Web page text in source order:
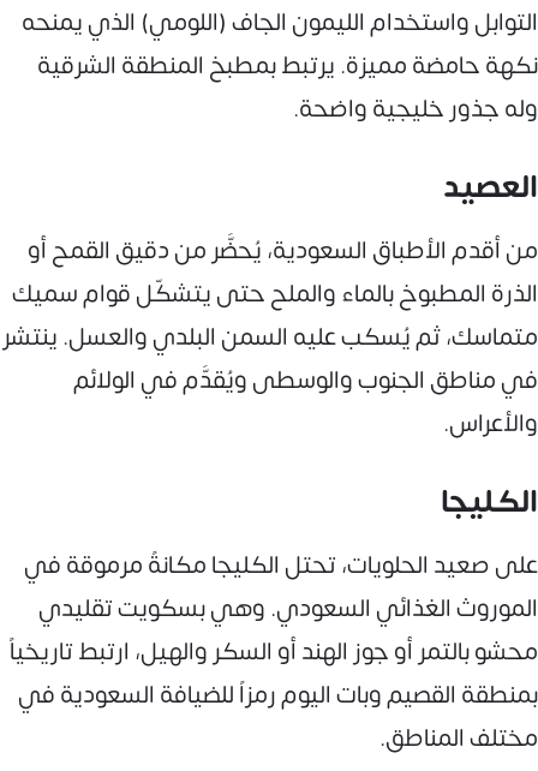
التوابل واستخدام الليمون الجاف (اللومي) الذي يمنحه
نكهة حامضة مميزة. يرتبط بمطبخ المنطقة الشرقية
وله جذور خليجية واضحة.
العصيد
من أقدم الأطباق السعودية، يُحضَّر من دقيق القمح أو
الذرة المطبوخ بالماء والملح حتى يتشكّل قوام سميك
متماسك، ثم يُسكب عليه السمن البلدي والعسل. ينتشر
في مناطق الجنوب والوسطى ويُقدَّم في الولائم
والأعراس.
الكليجا
على صعيد الحلويات، تحتل الكليجا مكانةً مرموقة في
الموروث الغذائي السعودي. وهي بسكويت تقليدي
محشو بالتمر أو جوز الهند أو السكر والهيل، ارتبط تاريخياً
بمنطقة القصيم وبات اليوم رمزاً للضيافة السعودية في
مختلف المناطق.